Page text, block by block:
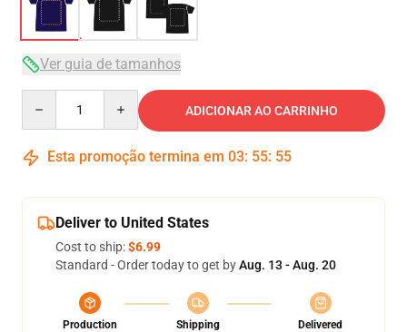
Ver guia de tamanhos
ADICIONAR AO CARRINHO
Esta promoção termina em 03: 55: 54
Deliver to United States
Cost to ship:$6.99
Standard - Order today to get byAug. 13 - Aug. 20
Production
Shipping
Delivered